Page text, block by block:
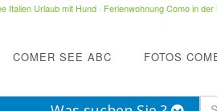
Italien Urlaub mit Hund· Ferienwohnung Como in
COMER SEE ABC FOTOS